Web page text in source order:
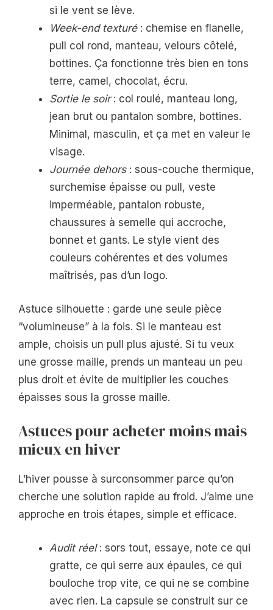
si le vent se lève.
Week-end texturé: chemise en flanelle,
pull col rond, manteau, velours côtelé,
bottines. Ça fonctionne très bien en tons
terre, camel, chocolat, écru.
Sortie le soir: col roulé, manteau long,
jean brut ou pantalon sombre, bottines.
Minimal, masculin, et ça met en valeur le
visage.
Journée dehors: sous-couche thermique,
surchemise épaisse ou pull, veste
imperméable, pantalon robuste,
chaussures à semelle qui accroche,
bonnet et gants. Le style vient des
couleurs cohérentes et des volumes
maîtrisés, pas d’un logo.
Astuce silhouette : garde une seule pièce
“volumineuse” à la fois. Si le manteau est
ample, choisis un pull plus ajusté. Si tu veux
une grosse maille, prends un manteau un peu
plus droit et évite de multiplier les couches
épaisses sous la grosse maille.
Astuces pour acheter moins mais
mieux en hiver
L’hiver pousse à surconsommer parce qu’on
cherche une solution rapide au froid. J’aime une
approche en trois étapes, simple et efficace.
Audit réel: sors tout, essaye, note ce qui
gratte, ce qui serre aux épaules, ce qui
bouloche trop vite, ce qui ne se combine
avec rien. La capsule se construit sur ce